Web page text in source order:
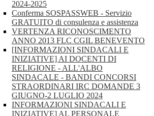
2024-2025
Conferma SOSPASSWEB - Servizio
GRATUITO di consulenza e assistenza
VERTENZA RICONOSCIMENTO
ANNO 2013 FLC CGIL BENEVENTO
[INFORMAZIONI SINDACALI E
INIZIATIVE] AI DOCENTI DI
RELIGIONE - ALL'ALBO
SINDACALE - BANDI CONCORSI
STRAORDINARI IRC DOMANDE 3
GIUGNO-2 LUGLIO 2024
INFORMAZIONI SINDACALI E
INIZIATIVE] AL PERSONALE